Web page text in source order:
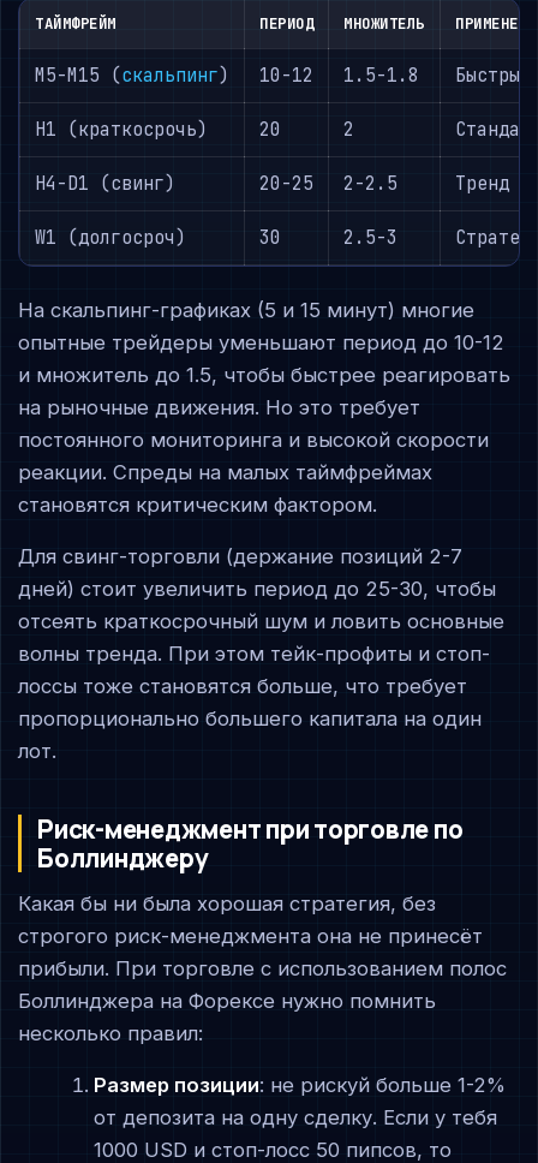
ТАЙМФРЕЙМ ПЕРИОД МНОЖИТЕЛЬ
M5-M15 (скальпинг) 10-12 1.5-1.8
H1 (краткосрочь) 20 2
H4-D1 (свинг) 20-25 2-2.5 Тренд +
W1 (долгосроч) 30 2.5-3
На скальпинг-графиках (5 и 15 минут) многие
опытные трейдеры уменьшают период до 10-12
и множитель до 1.5, чтобы быстрее реагировать
на рыночные движения. Но это требует
постоянного мониторинга и высокой скорости
реакции. Спреды на малых таймфреймах
становятся критическим фактором.
Для свинг-торговли (держание позиций 2-7
дней) стоит увеличить период до 25-30, чтобы
отсеять краткосрочный шум и ловить основные
волны тренда. При этом тейк-профиты и стоп-
лоссы тоже становятся больше, что требует
пропорционально большего капитала на один
лот.
Риск-менеджмент при торговле по
Боллинджеру
Какая бы ни была хорошая стратегия, без
строгого риск-менеджмента она не принесёт
прибыли. При торговле с использованием полос
Боллинджера на Форексе нужно помнить
несколько правил:
Размер позиции: не рискуй больше 1-2%
от депозита на одну сделку. Если у тебя
1000 USD и стоп-лосс 50 пипсов, то